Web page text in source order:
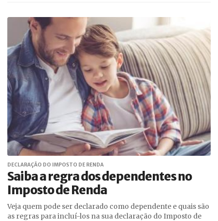
DECLARAÇÃO DO IMPOSTO DE RENDA
Saiba a regra dos dependentes no
Imposto de Renda
Veja quem pode ser declarado como dependente e quais são
as regras para incluí-los na sua declaração do Imposto de